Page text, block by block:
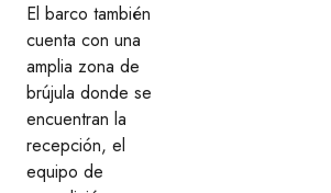
El barco también
cuenta con una
amplia zona de
brújula donde se
encuentran la
recepción, el
equipo de